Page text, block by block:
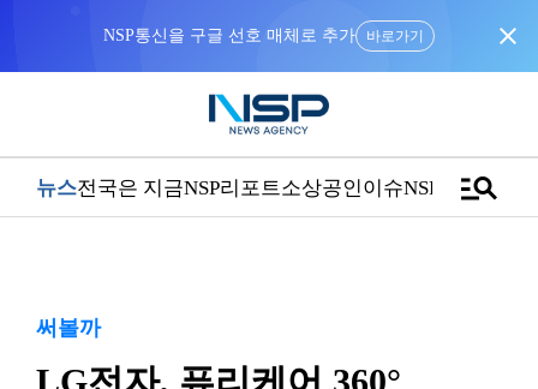
바로가기 close
뉴스전국은 지금NSP리포트소상공인이슈NSPTVmanage_search
써볼까